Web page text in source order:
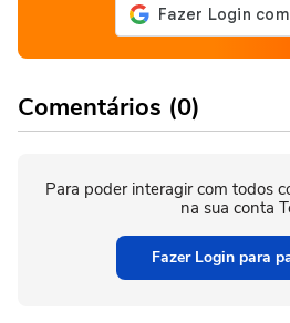
Comentários (0)
Para poder interagir com todos
na sua conta
Fazer Login para